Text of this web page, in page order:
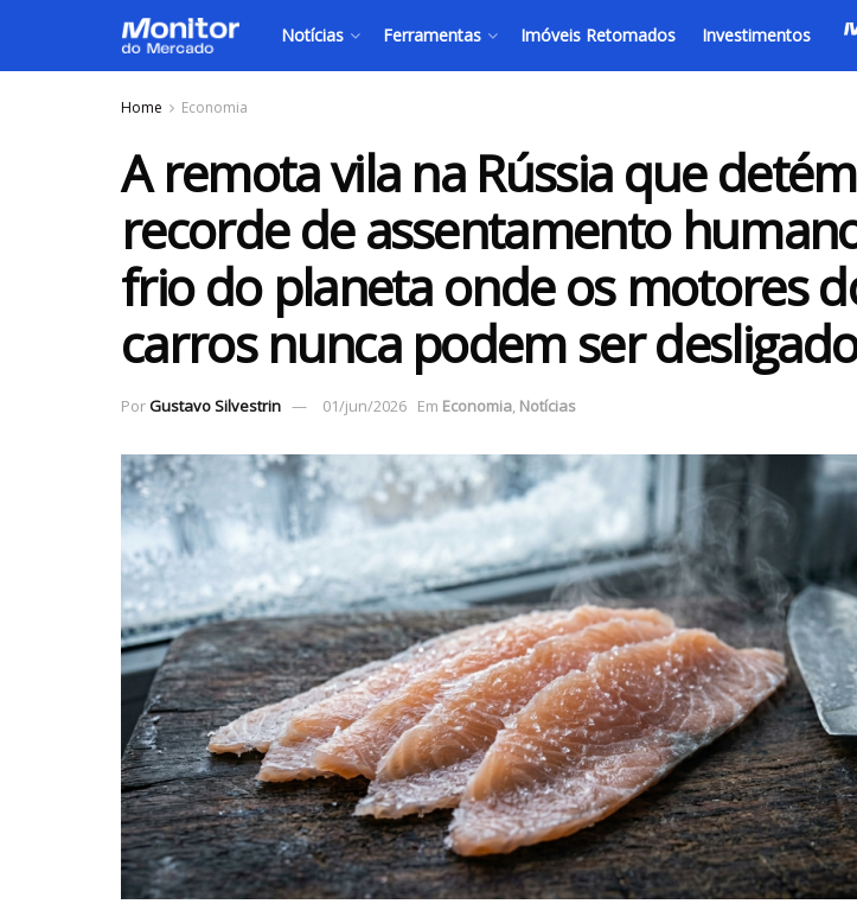
Notícias Ferramentas Imóveis Retomados Investimentos
Home Economia
A remota vila na Rússia que
recorde de assentamento
frio do planeta onde os motores
carros nunca podem ser
PorGustavo Silvestrin 01/jun/2026 Em Economia, Notícias